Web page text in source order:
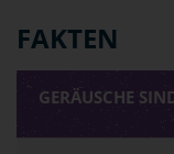
FAKTEN
GERÄUSCHE